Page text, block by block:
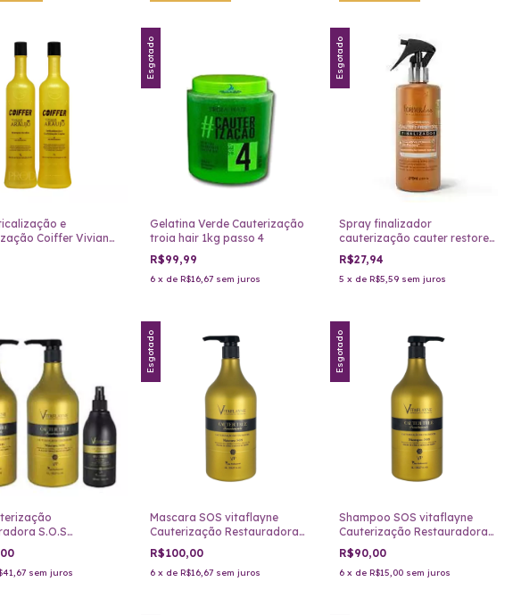
e
Coiffer Viviane
Esgotado
Gelatina Verde Cauterização
troia hair 1kg passo 4
R$99,99
6 x deR$16,67 sem juros
Esgotado
Spray finalizador
cauterização cauter restore
forever liss 275ml
R$27,94
5 x de R$5,59 sem juros
S.O.S
3 passos
sem juros
Esgotado
Mascara SOS vitaflayne
Cauterização Restauradora 1
Litro
R$100,00
6 x deR$16,67 sem juros
Esgotado
Shampoo SOS vitaflayne
Cauterização Restauradora 1
Litro
R$90,00
6 x de R$15,00 sem juros